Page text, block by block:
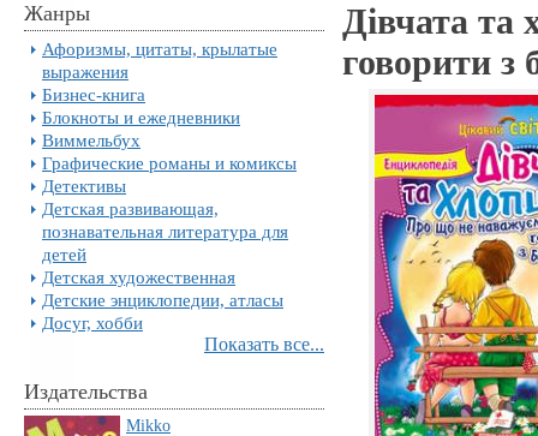
Жанры
Афоризмы, цитаты, крылатые
выражения
Бизнес-книга
Блокноты и ежедневники
Виммельбух
Графические романы и комиксы
Детективы
Детская развивающая,
познавательная литература для
детей
Детская художественная
Детские энциклопедии, атласы
Досуг, хобби
Показать все...
Издательства
Mikko
Дівчата та
говорити з